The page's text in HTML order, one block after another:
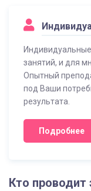
занятий, и для
Опытный
под Ваши
результата.
Подробнее
Кто проводит